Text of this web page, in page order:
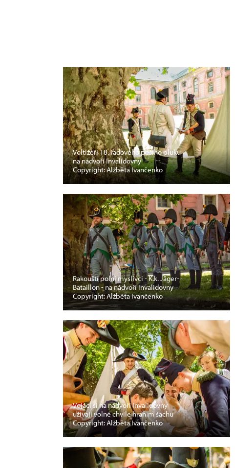
Voltižéři 18. řadového pěšího pluku
na nádvoří Invalidovny
Copyright: Alžběta Ivančenko
Rakouští polní myslivci - K.k. Jäger-
Bataillon - na nádvoří Invalidovny
Copyright: Alžběta Ivančenko
Vojáci si na nádvoří Invalidovny
užívají volné chvíle hraním šachu
Copyright: Alžběta Ivančenko